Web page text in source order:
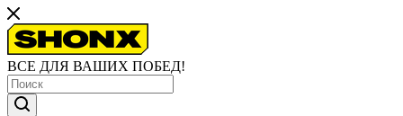
ВСЕ ДЛЯ ВАШИХ ПОБЕД!